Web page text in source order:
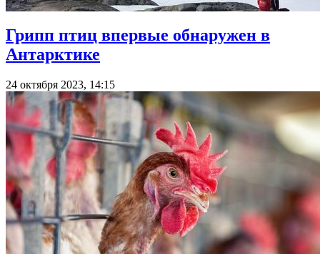
Грипп птиц впервые обнаружен в
Антарктике
24 октября 2023, 14:15